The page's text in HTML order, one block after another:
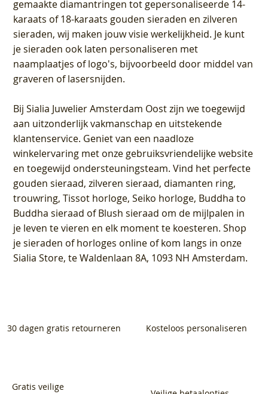
gemaakte diamantringen tot gepersonaliseerde 14-
karaats of 18-karaats gouden sieraden en zilveren
sieraden, wij maken jouw visie werkelijkheid. Je kunt
je sieraden ook laten personaliseren met
naamplaatjes of logo's, bijvoorbeeld door middel van
graveren of lasersnijden.
BijSialia Juwelier Amsterdam Oostzijn we toegewijd
aan uitzonderlijk vakmanschap en uitstekende
klantenservice. Geniet van een naadloze
winkelervaring met onze gebruiksvriendelijke website
en toegewijd ondersteuningsteam. Vind het perfecte
gouden sieraad, zilveren sieraad, diamanten ring,
trouwring, Tissot horloge, Seiko horloge, Buddha to
Buddha sieraad of Blush sieraad om de mijlpalen in
je leven te vieren en elk moment te koesteren. Shop
je sieraden of horloges online of kom langs in onze
Sialia Store, te Waldenlaan 8A, 1093 NH Amsterdam.
30 dagen gratis retourneren Kosteloos personaliseren
Gratis veilige